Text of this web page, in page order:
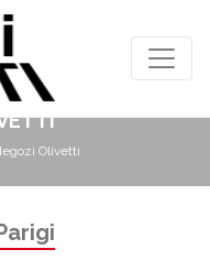
Olivetti